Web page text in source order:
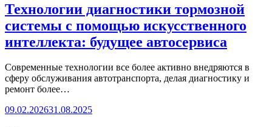
Технологии диагностики тормозной
системы с помощью искусственного
интеллекта: будущее автосервиса
Современные технологии все более активно внедряются в
сферу обслуживания автотранспорта, делая диагностику и
ремонт более…
09.02.202631.08.2025